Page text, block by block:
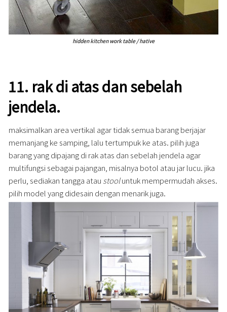
hidden kitchen work table / hative
11.rak di atas dan sebelah
jendela.
maksimalkan area vertikal agar tidak semua barang berjajar
memanjang ke samping, lalu tertumpuk ke atas. pilih juga
barang yang dipajang di rak atas dan sebelah jendela agar
multifungsi sebagai pajangan, misalnya botol atau jar lucu. jika
perlu, sediakan tangga atau stooluntuk mempermudah akses.
pilih model yang didesain dengan menarik juga.